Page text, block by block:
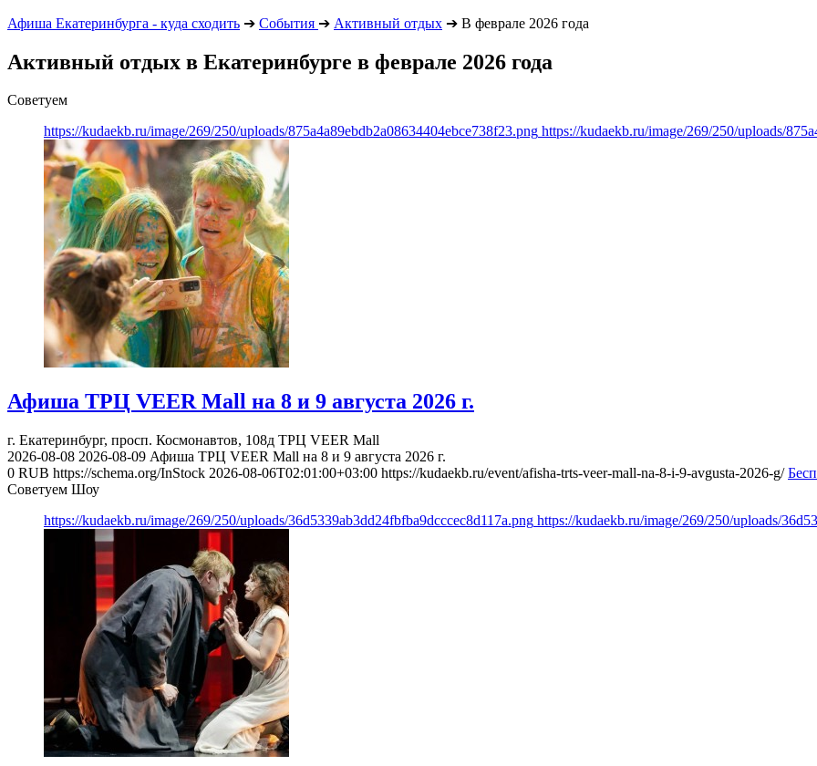
Афиша Екатеринбурга - куда сходить ➔ События ➔ Активный отдых ➔ В феврале 2026 года
Активный отдых в Екатеринбурге в феврале 2026 года
Советуем
https://kudaekb.ru/image/269/250/uploads/875a4a89ebdb2a08634404ebce738f23.png https://kudaekb.ru/image/269/250/uploads/
Афиша ТРЦ VEER Mall на 8 и 9 августа 2026 г.
г. Екатеринбург, просп. Космонавтов, 108д ТРЦ VEER Mall
2026-08-08 2026-08-09 Афиша ТРЦ VEER Mall на 8 и 9 августа 2026 г.
0 RUB https://schema.org/InStock 2026-08-06T02:01:00+03:00 https://kudaekb.ru/event/afisha-trts-veer-mall-na-8-i-9-avgusta-2026-g/
Советуем Шоу
https://kudaekb.ru/image/269/250/uploads/36d5339ab3dd24fbfba9dcccec8d117a.png https://kudaekb.ru/image/269/250/uploads/